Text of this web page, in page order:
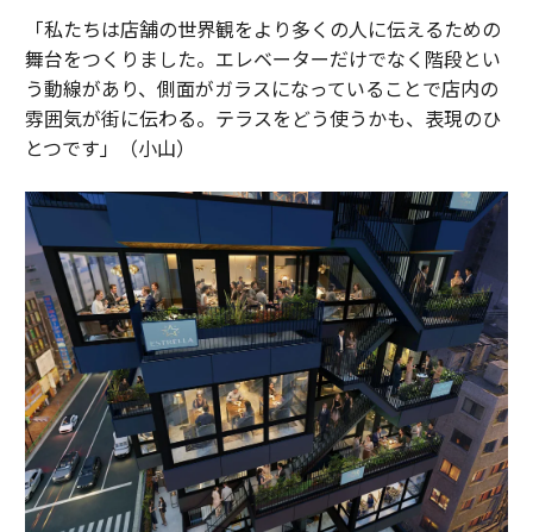
「私たちは店舗の世界観をより多くの人に伝えるための
舞台をつくりました。エレベーターだけでなく階段とい
う動線があり、側面がガラスになっていることで店内の
雰囲気が街に伝わる。テラスをどう使うかも、表現のひ
とつです」（小山）